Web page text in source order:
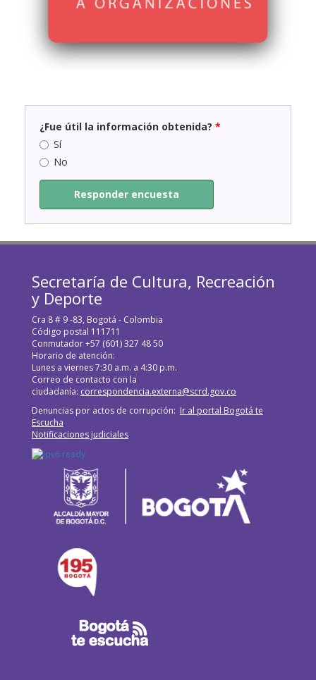
¿Fue útil la información obtenida? *
Sí
No
Responder encuesta
Secretaría de Cultura, Recreación
y Deporte
Cra 8 # 9 -83, Bogotá - Colombia
Código postal 111711
Conmutador +57 (601) 327 48 50
Horario de atención:
Lunes a viernes 7:30 a.m. a 4:30 p.m.
Correo de contacto con la
ciudadanía: correspondencia.externa@scrd.gov.co
Denuncias por actos de corrupción: Ir al portal Bogotá te
Escucha
Notificaciones judiciales